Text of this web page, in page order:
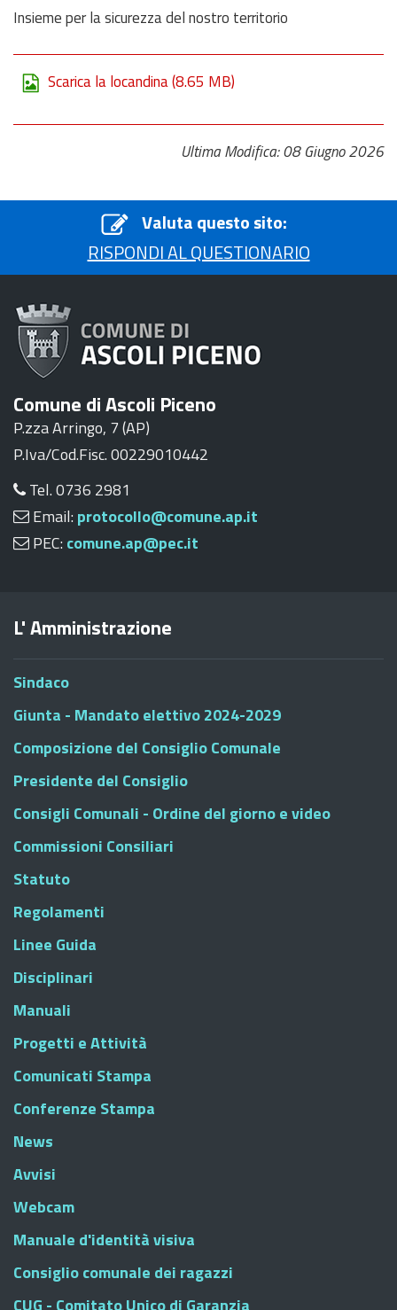
Insieme per la sicurezza del nostro territorio
Scarica la locandina(8.65 MB)
Ultima Modifica: 08 Giugno 2026
Valuta questo sito:
RISPONDI AL QUESTIONARIO
Comune di Ascoli Piceno
P.zza Arringo, 7 (AP)
P.Iva/Cod.Fisc. 00229010442
Tel. 0736 2981
Email: protocollo@comune.ap.it
PEC: comune.ap@pec.it
L' Amministrazione
Sindaco
Giunta - Mandato elettivo 2024-2029
Composizione del Consiglio Comunale
Presidente del Consiglio
Consigli Comunali - Ordine del giorno e video
Commissioni Consiliari
Statuto
Regolamenti
Linee Guida
Disciplinari
Manuali
Progetti e Attività
Comunicati Stampa
Conferenze Stampa
News
Avvisi
Webcam
Manuale d'identità visiva
Consiglio comunale dei ragazzi
CUG - Comitato Unico di Garanzia